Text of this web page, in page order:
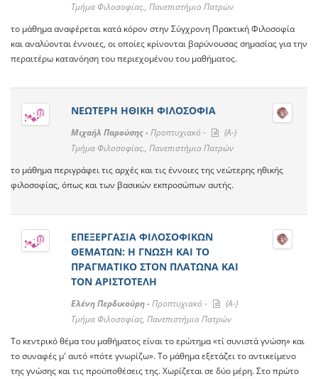
Τμήμα Φιλοσοφίας., Πανεπιστήμιο Πατρών
το μάθημα αναφέρεται κατά κόρον στην Σύγχρονη Πρακτική Φιλοσοφία
και αναλύονται έννοιες, οι οποίες κρίνονται βαρύνουσας σημασίας για την
περαιτέρω κατανόηση του περιεχομένου του μαθήματος.
ΝΕΩΤΕΡΗ ΗΘΙΚΗ ΦΙΛΟΣΟΦΙΑ
Μιχαήλ Παρούσης -Προπτυχιακό -
(A-)
Τμήμα Φιλοσοφίας., Πανεπιστήμιο Πατρών
το μάθημα περιγράφει τις αρχές και τις έννοιες της νεώτερης ηθικής
φιλοσοφίας, όπως και των βασικών εκπροσώπων αυτής.
ΕΠΕΞΕΡΓΑΣΙΑ ΦΙΛΟΣΟΦΙΚΩΝ
ΘΕΜΑΤΩΝ: Η ΓΝΩΣΗ ΚΑΙ ΤΟ
ΠΡΑΓΜΑΤΙΚΟ ΣΤΟΝ ΠΛΑΤΩΝΑ ΚΑΙ
ΤΟΝ ΑΡΙΣΤΟΤΕΛΗ
Ελένη Περδικούρη -Προπτυχιακό -
(A-)
Τμήμα Φιλοσοφίας, Πανεπιστήμιο Πατρών
Το κεντρικό θέμα του μαθήματος είναι το ερώτημα «τί συνιστά γνώση» και
το συναφές μ' αυτό «πότε γνωρίζω». Το μάθημα εξετάζει το αντικείμενο
της γνώσης και τις προϋποθέσεις της. Χωρίζεται σε δύο μέρη. Στο πρώτο